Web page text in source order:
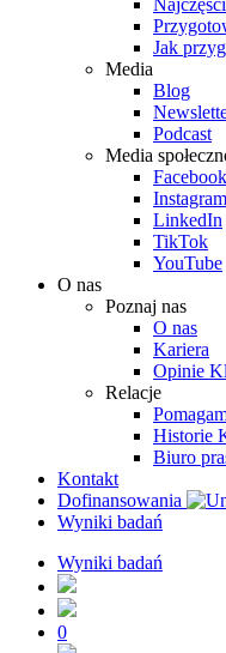
Jak
Media
Blog
Podcast
Media
Facebook
Instagram
LinkedIn
TikTok
YouTube
O nas
Poznaj nas
O nas
Kariera
Opinie
Relacje
Historie
Biuro
Kontakt
Dofinansowania
Wyniki badań
Wyniki badań
0